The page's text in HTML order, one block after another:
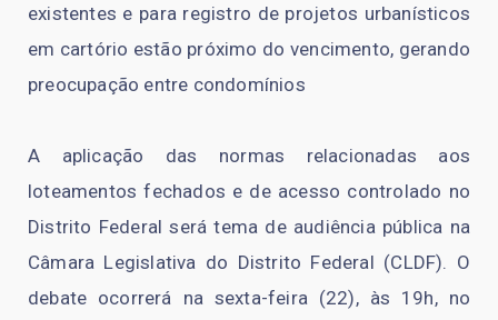
existentes e para registro de projetos urbanísticos
em cartório estão próximo do vencimento, gerando
preocupação entre condomínios
A aplicação das normas relacionadas aos
loteamentos fechados e de acesso controlado no
Distrito Federal será tema de audiência pública na
Câmara Legislativa do Distrito Federal (CLDF). O
debate ocorrerá na sexta-feira (22), às 19h, no